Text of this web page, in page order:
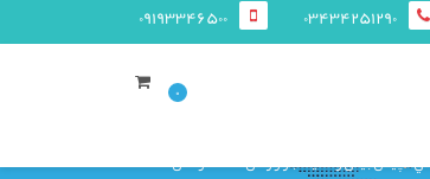
03434251290
09193346500
0
پیش بینی وضعیت بازار زغال سنگ در سال ۲۰۲۴